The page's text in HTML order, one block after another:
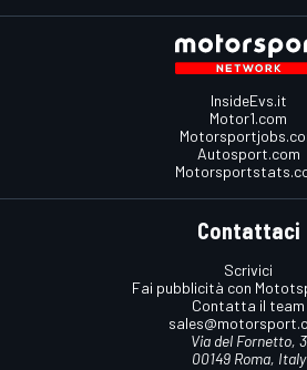
InsideEvs.it
Motor1.com
Autosport.com
Contattaci
Scrivici
Fai pubblicità con
Contatta il team
Via del Fornetto, 3
00149 Roma, Italy